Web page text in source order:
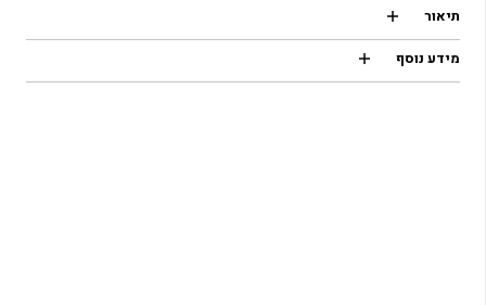
תיאור
מידע נוסף